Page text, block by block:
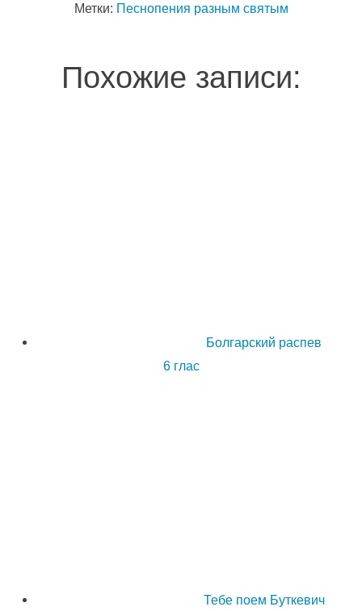
Метки: Песнопения разным святым
Похожие записи:
Болгарский распев
6 глас
Тебе поем Буткевич